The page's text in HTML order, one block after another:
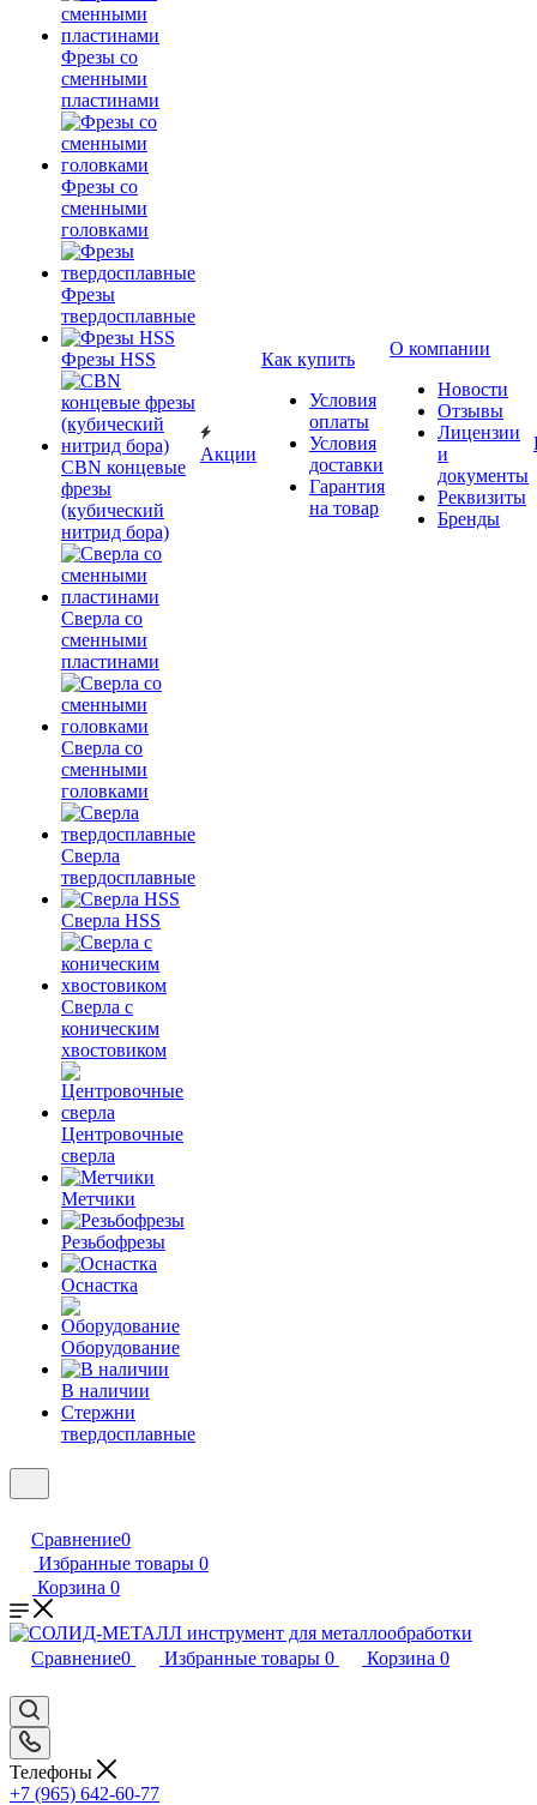
Фрезы со
сменными
пластинами
Фрезы со
сменными
головками
Фрезы
твердосплавные
Фрезы HSS
CBN концевые
фрезы
(кубический
нитрид бора)
Сверла со
сменными
пластинами
Сверла со
сменными
головками
Сверла
твердосплавные
Сверла HSS
Сверла с
коническим
хвостовиком
Центровочные
сверла
Метчики
Резьбофрезы
Оснастка
Оборудование
В наличии
Стержни
твердосплавные
Акции
Как купить
Условия
оплаты
Условия
доставки
Гарантия
на товар
О компании
Новости
Отзывы
Лицензии
и
документы
Реквизиты
Бренды
Сравнение0
Избранные товары 0
Корзина 0
Сравнение0 Избранные товары 0 Корзина 0
Телефоны
+7 (965) 642-60-77